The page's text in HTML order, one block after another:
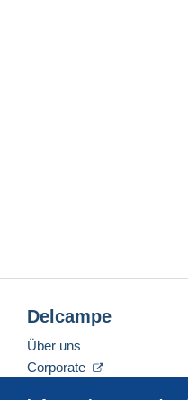
Delcampe
Über uns
Corporate